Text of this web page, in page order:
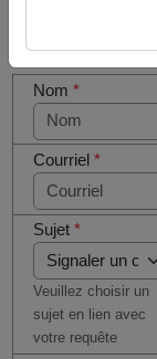
Votre
Nom*
Courriel*
Sujet*
Veuillez choisir un
sujet en lien avec
votre requête
cette case
si vous
êtes un
humain en
métal
(obligatoire)